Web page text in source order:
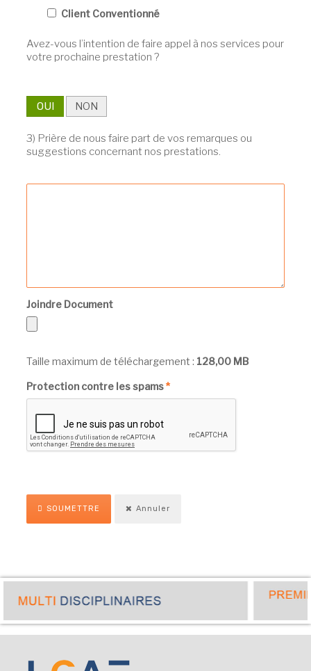
Client Conventionné
Avez-vous l’intention de faire appel à nos services pour
votre prochaine prestation ?
OUI NON
3) Prière de nous faire part de vos remarques ou
suggestions concernant nos prestations.
Joindre Document
Taille maximum de téléchargement : 128,00 MB
Protection contre les spams*
SOUMETTRE Annuler